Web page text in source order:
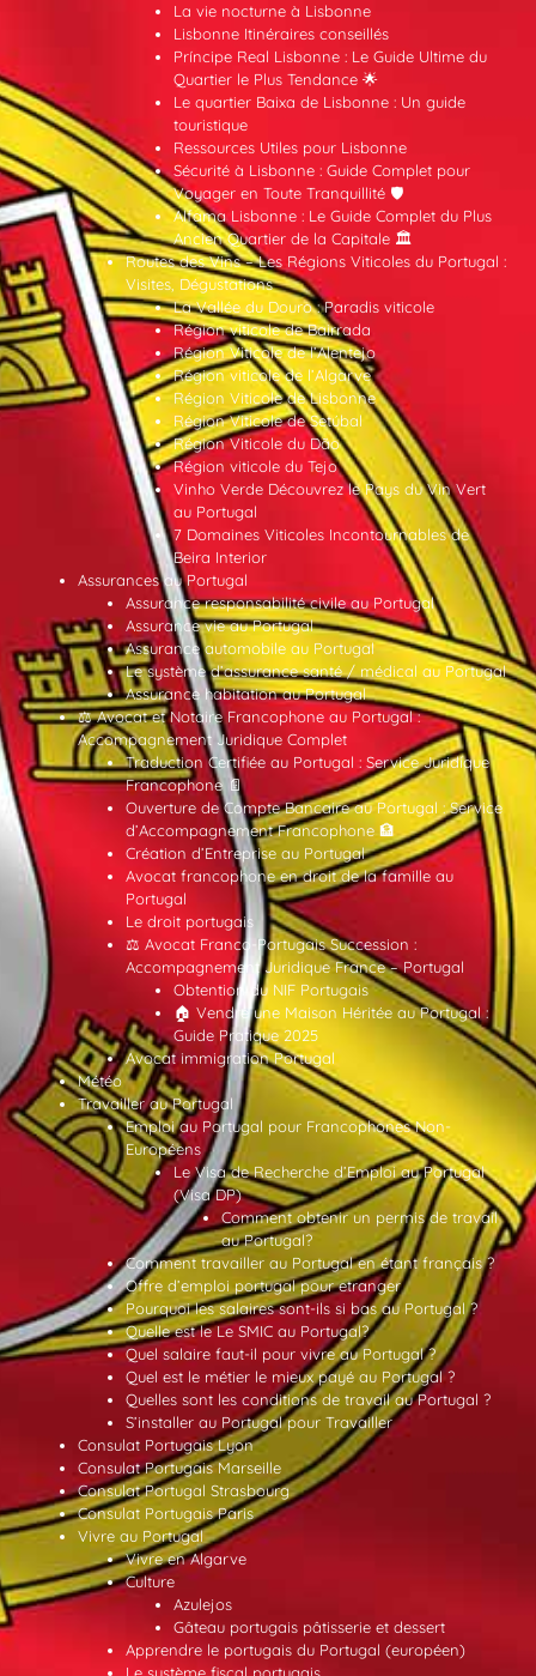
La vie nocturne à Lisbonne
Lisbonne Itinéraires conseillés
Príncipe Real Lisbonne : Le Guide Ultime du
Quartier le Plus Tendance 🌟
Le quartier Baixa de Lisbonne : Un guide
touristique
Ressources Utiles pour Lisbonne
Sécurité à Lisbonne : Guide Complet pour
Voyager en Toute Tranquillité 🛡️
Alfama Lisbonne : Le Guide Complet du Plus
Ancien Quartier de la Capitale 🏛️
Routes des Vins – Les Régions Viticoles du Portugal :
Visites, Dégustations
La Vallée du Douro : Paradis viticole
Région viticole de Bairrada
Région Viticole de l’Alentejo
Région viticole de l’Algarve
Région Viticole de Lisbonne
Région Viticole de Setúbal
Région Viticole du Dão
Région viticole du Tejo
Vinho Verde Découvrez le Pays du Vin Vert
au Portugal
7 Domaines Viticoles Incontournables de
Beira Interior
Assurances au Portugal
Assurance responsabilité civile au Portugal
Assurance vie au Portugal
Assurance automobile au Portugal
Le système d’assurance santé / médical au Portugal
Assurance habitation au Portugal
⚖️ Avocat et Notaire Francophone au Portugal :
Accompagnement Juridique Complet
Traduction Certifiée au Portugal : Service Juridique
Francophone 📄
Ouverture de Compte Bancaire au Portugal : Service
d’Accompagnement Francophone 🏦
Création d’Entreprise au Portugal
Avocat francophone en droit de la famille au
Portugal
Le droit portugais
⚖️ Avocat Franco-Portugais Succession :
Accompagnement Juridique France – Portugal
Obtention du NIF Portugais
🏠 Vendre une Maison Héritée au Portugal :
Guide Pratique 2025
Avocat immigration Portugal
Météo
Travailler au Portugal
Emploi au Portugal pour Francophones Non-
Européens
Le Visa de Recherche d’Emploi au Portugal
(Visa DP)
Comment obtenir un permis de travail
au Portugal?
Comment travailler au Portugal en étant français ?
Offre d’emploi portugal pour etranger
Pourquoi les salaires sont-ils si bas au Portugal ?
Quelle est le Le SMIC au Portugal?
Quel salaire faut-il pour vivre au Portugal ?
Quel est le métier le mieux payé au Portugal ?
Quelles sont les conditions de travail au Portugal ?
S’installer au Portugal pour Travailler
Consulat Portugais Lyon
Consulat Portugais Marseille
Consulat Portugal Strasbourg
Consulat Portugais Paris
Vivre au Portugal
Vivre en Algarve
Culture
Azulejos
Gâteau portugais pâtisserie et dessert
Apprendre le portugais du Portugal (européen)